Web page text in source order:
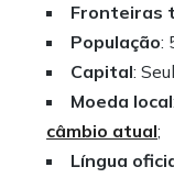
Fronteiras
População:
Capital:
Moeda local
câmbio atual;
Língua